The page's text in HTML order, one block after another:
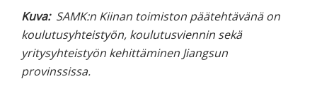
Kuva: SAMK:n Kiinan toimiston päätehtävänä on
koulutusyhteistyön, koulutusviennin sekä
yritysyhteistyön kehittäminen Jiangsun
provinssissa.